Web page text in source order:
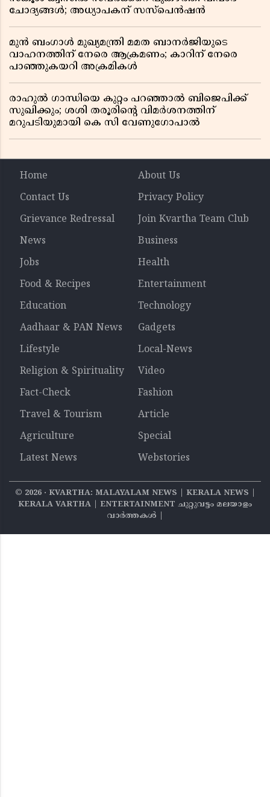
ചോദ്യങ്ങൾ; അധ്യാപകന് സസ്പെൻഷൻ
മുൻ ബംഗാൾ മുഖ്യമന്ത്രി മമത ബാനർജിയുടെ
വാഹനത്തിന് നേരെ ആക്രമണം; കാറിന് നേരെ
പാഞ്ഞുകയറി അക്രമികൾ
രാഹുൽ ഗാന്ധിയെ കുറ്റം പറഞ്ഞാൽ ബിജെപിക്ക്
സുഖിക്കും; ശശി തരൂരിന്റെ വിമർശനത്തിന്
മറുപടിയുമായി കെ സി വേണുഗോപാൽ
Home
About Us
Contact Us
Privacy Policy
Grievance Redressal
Join Kvartha Team Club
News
Business
Jobs
Health
Food & Recipes
Entertainment
Education
Technology
Aadhaar & PAN News
Gadgets
Lifestyle
Local-News
Religion & Spirituality
Video
Fact-Check
Fashion
Travel & Tourism
Article
Agriculture
Special
Latest News
Webstories
© 2026‧ KVARTHA: MALAYALAM NEWS | KERALA NEWS |
KERALA VARTHA | ENTERTAINMENT ചുറ്റുവട്ടം മലയാളം
വാര്‍ത്തകൾ |